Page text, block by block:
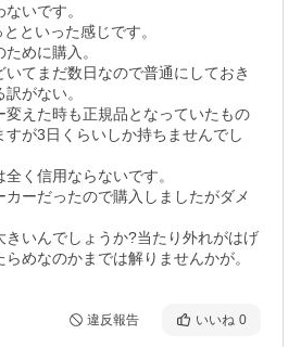
いです。
といった感じです。
めに購入。
てまだ数日なので普通にしておき
がない。
変えた時も正規品となっていたもの
すが3日くらいしか持ちませんでし
く信用ならないです。
ーだったので購入しましたがダメ
きいんでしょうか?当たり外れがはげ
めなのかまでは解りませんかが。
違反報告 いいね 0